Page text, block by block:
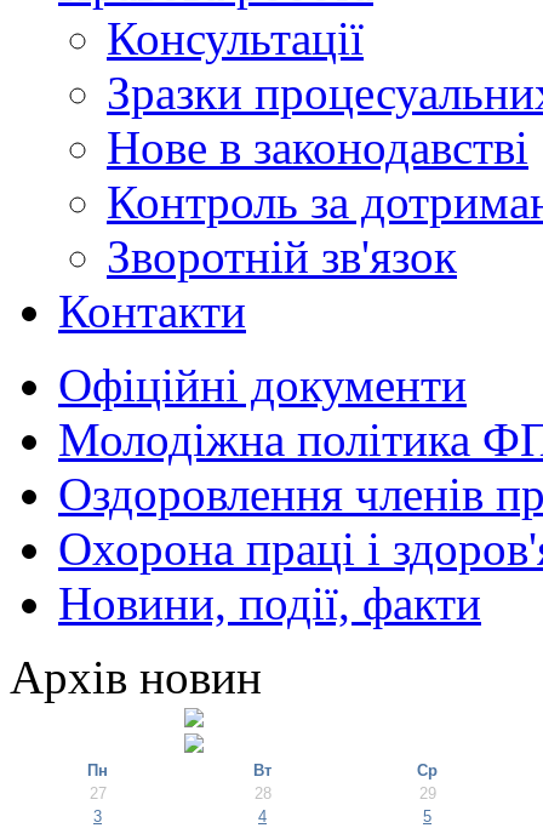
Консультації
Зразки
Нове в законодавстві
Контроль за
Зворотній зв'язок
Контакти
Офіційні документи
Молодіжна політика
Оздоровлення членів
Охорона праці і
Новини, події, факти
Архів новин
Пн Вт
Ср
27
28
29
3
4
5